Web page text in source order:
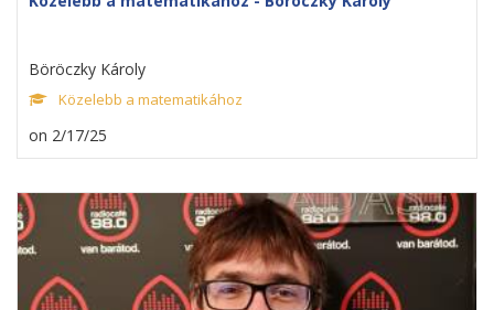
Böröczky Károly
Közelebb a matematikához
on 2/17/25